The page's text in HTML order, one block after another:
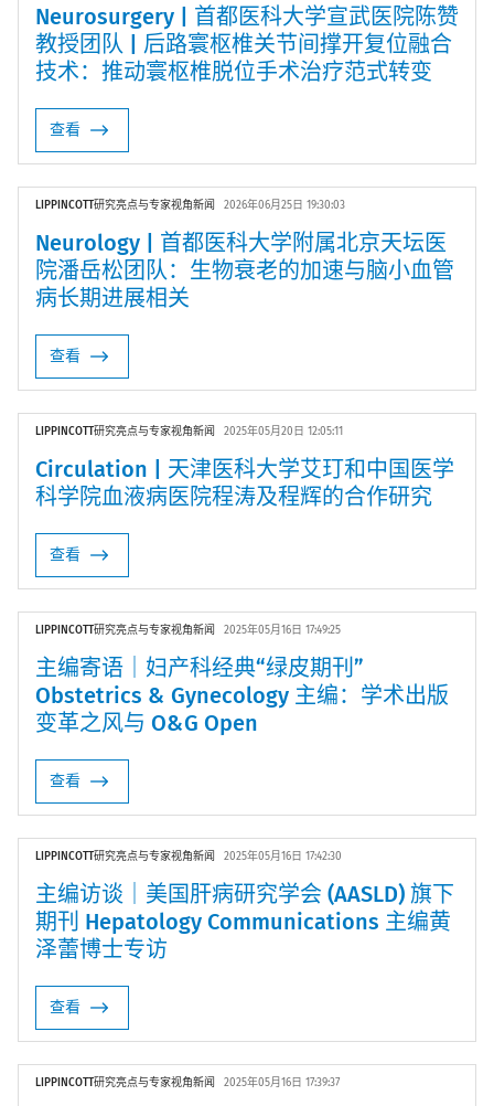
Neurosurgery | 首都医科大学宣武医院陈赞
教授团队 | 后路寰枢椎关节间撑开复位融合
技术：推动寰枢椎脱位手术治疗范式转变
查看
LIPPINCOTT研究亮点与专家视角新闻 2026年06月25日 19:30:03
Neurology | 首都医科大学附属北京天坛医
院潘岳松团队：生物衰老的加速与脑小血管
病长期进展相关
查看
LIPPINCOTT研究亮点与专家视角新闻 2025年05月20日 12:05:11
Circulation | 天津医科大学艾玎和中国医学
科学院血液病医院程涛及程辉的合作研究
查看
LIPPINCOTT研究亮点与专家视角新闻 2025年05月16日 17:49:25
主编寄语｜妇产科经典“绿皮期刊”
Obstetrics & Gynecology 主编：学术出版
变革之风与 O&G Open
查看
LIPPINCOTT研究亮点与专家视角新闻 2025年05月16日 17:42:30
主编访谈｜美国肝病研究学会 (AASLD) 旗下
期刊 Hepatology Communications 主编黄
泽蕾博士专访
查看
LIPPINCOTT研究亮点与专家视角新闻 2025年05月16日 17:39:37